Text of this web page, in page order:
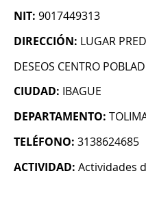
NIT: 9017449313
DIRECCIÓN: LUGAR
DESEOS CENTRO
CIUDAD: IBAGUE
DEPARTAMENTO:
TELÉFONO: 3138624685
ACTIVIDAD: Actividades